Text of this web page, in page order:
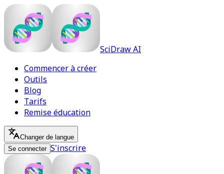
SciDraw AI
Commencer à créer
Outils
Blog
Tarifs
Remise éducation
Changer de langue
Se connecter S'inscrire